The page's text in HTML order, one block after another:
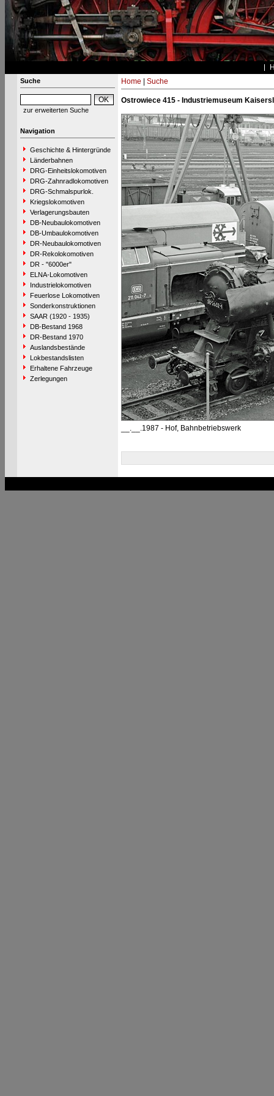
Suche
zur erweiterten Suche
Navigation
Geschichte & Hintergründe
Länderbahnen
DRG-Einheitslokomotiven
DRG-Zahnradlokomotiven
DRG-Schmalspurlok.
Kriegslokomotiven
Verlagerungsbauten
DB-Neubaulokomotiven
DB-Umbaulokomotiven
DR-Neubaulokomotiven
DR-Rekolokomotiven
DR - "6000er"
ELNA-Lokomotiven
Industrielokomotiven
Feuerlose Lokomotiven
Sonderkonstruktionen
SAAR (1920 - 1935)
DB-Bestand 1968
DR-Bestand 1970
Auslandsbestände
Lokbestandslisten
Erhaltene Fahrzeuge
Zerlegungen
Home Suche
Ostrowiece 415 - Industriemuseum
__.__.1987 - Hof, Bahnbetriebswerk